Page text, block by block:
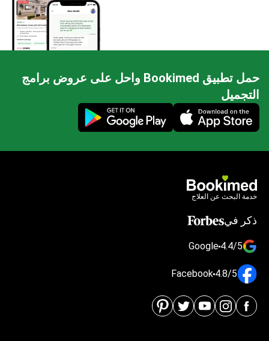
حمل تطبيق Bookimed واحل على عروض برامج
التجميل
Mobile app illustration
خدمة البحث عن العلاج
ذكر في
4.4/5
Google
4.8/5
Facebook